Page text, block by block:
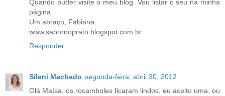
Quando puder visite o meu blog. Vou listar o seu na minha
página.
Um abraço, Fabiana.
www.sabornoprato.blogspot.com.br
Responder
Sileni Machado segunda-feira, abril 30, 2012
Olá Maísa, os rocamboles ficaram lindos, eu aceito uma, ou